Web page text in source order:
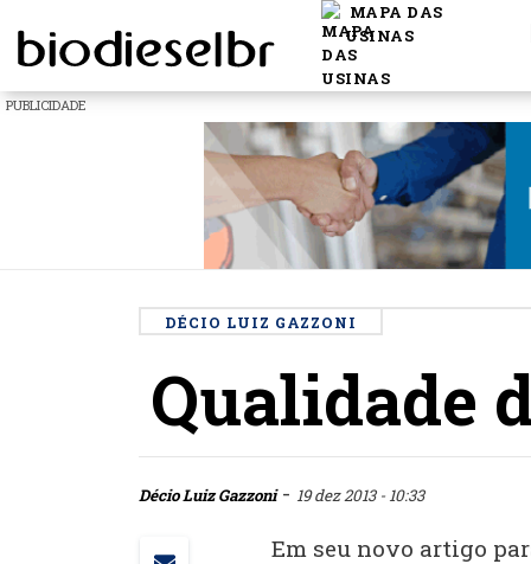
MAPA DAS
USINAS
PUBLICIDADE
DÉCIO LUIZ GAZZONI
Qualidade
Décio Luiz Gazzoni- 19 dez 2013 - 10:33
Em seu novo artigo